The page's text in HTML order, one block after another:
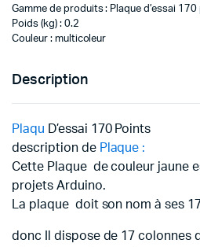
Gamme de produits : Plaque d’essai
Poids (kg) : 0.2
Couleur : multicoleur
Description
Plaqu D’essai 170 Points
description de Plaque :
Cette Plaque de couleur jaune
projets Arduino.
La plaque doit son nom à ses
donc Il dispose de 17 colonnes